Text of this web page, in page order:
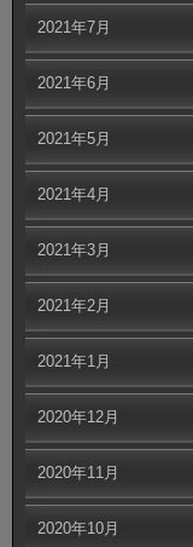
2021年7月
2021年6月
2021年5月
2021年4月
2021年3月
2021年2月
2021年1月
2020年12月
2020年11月
2020年10月